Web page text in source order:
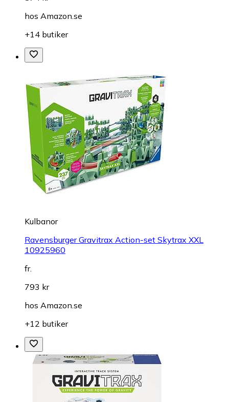
hos Amazon.se
+14 butiker
Kulbanor
Ravensburger Gravitrax Action-set Skytrax XXL
10925960
fr.
793 kr
hos Amazon.se
+12 butiker